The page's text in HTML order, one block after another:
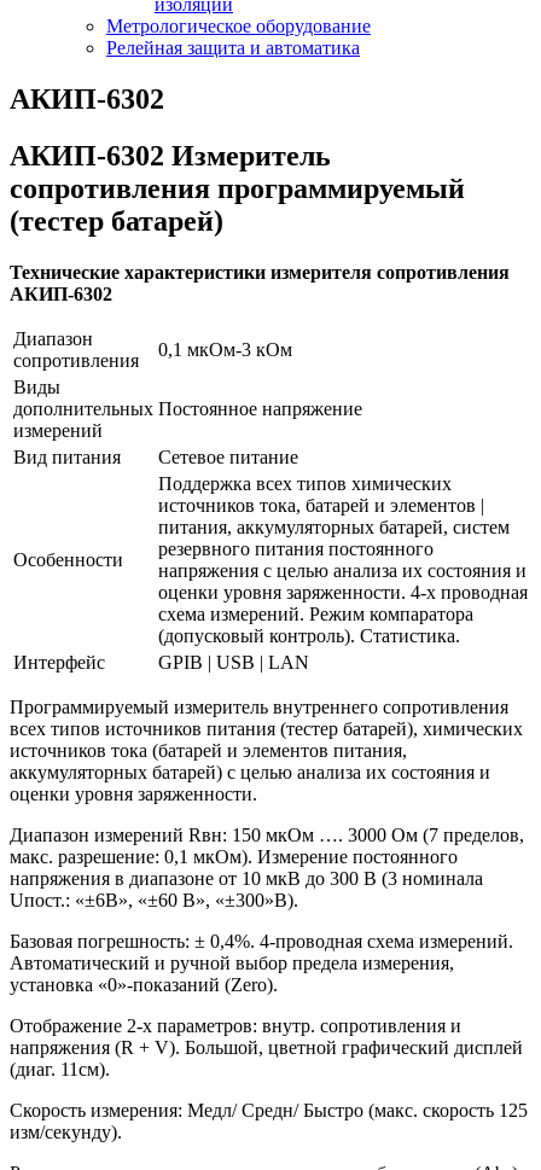
изоляции
Метрологическое оборудование
Релейная защита и автоматика
АКИП-6302
АКИП-6302 Измеритель
сопротивления программируемый
(тестер батарей)
Технические характеристики измерителя сопротивления
АКИП-6302
Диапазон
сопротивления
0,1 мкОм-3 кОм
Виды
дополнительных
измерений
Постоянное напряжение
Вид питания Сетевое питание
Особенности
Поддержка всех типов химических
источников тока, батарей и элементов |
питания, аккумуляторных батарей, систем
резервного питания постоянного
напряжения с целью анализа их состояния и
оценки уровня заряженности. 4-х проводная
схема измерений. Режим компаратора
(допусковый контроль). Статистика.
Интерфейс
GPIB | USB | LAN
Программируемый измеритель внутреннего сопротивления
всех типов источников питания (тестер батарей), химических
источников тока (батарей и элементов питания,
аккумуляторных батарей) с целью анализа их состояния и
оценки уровня заряженности.
Диапазон измерений Rвн: 150 мкОм …. 3000 Ом (7 пределов,
макс. разрешение: 0,1 мкОм). Измерение постоянного
напряжения в диапазоне от 10 мкВ до 300 В (3 номинала
Uпост.: «±6В», «±60 В», «±300»В).
Базовая погрешность: ± 0,4%. 4-проводная схема измерений.
Автоматический и ручной выбор предела измерения,
установка «0»-показаний (Zero).
Отображение 2-х параметров: внутр. сопротивления и
напряжения (R + V). Большой, цветной графический дисплей
(диаг. 11см).
Скорость измерения: Медл/ Средн/ Быстро (макс. скорость 125
изм/секунду).